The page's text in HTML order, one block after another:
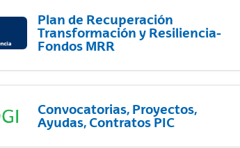
Plan de Recuperación
Transformación y Resiliencia-
Fondos MRR
Convocatorias, Proyectos,
Ayudas, Contratos PIC